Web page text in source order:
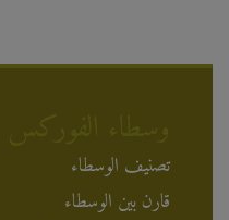
تصنيف الوسطاء
قارن بين الوسطاء